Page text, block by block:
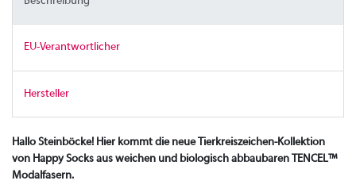
EU-Verantwortlicher
Hersteller
Hallo Steinböcke! Hier kommt die neue Tierkreiszeichen-Kollektion
von Happy Socks aus weichen und biologisch abbaubaren TENCEL™
Modalfasern.